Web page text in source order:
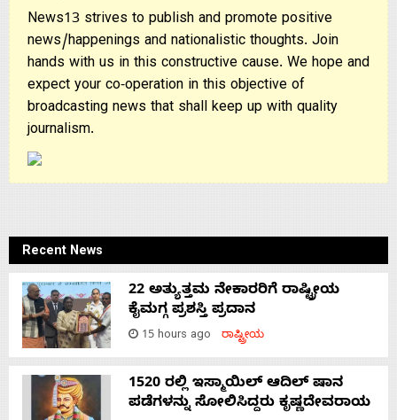
News13 strives to publish and promote positive
news/happenings and nationalistic thoughts. Join
hands with us in this constructive cause. We hope and
expect your co-operation in this objective of
broadcasting news that shall keep up with quality
journalism.
Recent News
22 ಅತ್ಯುತ್ತಮ ನೇಕಾರರಿಗೆ ರಾಷ್ಟ್ರೀಯ
ಕೈಮಗ್ಗ ಪ್ರಶಸ್ತಿ ಪ್ರದಾನ
15 hours ago ರಾಷ್ಟ್ರೀಯ
1520 ರಲ್ಲಿ ಇಸ್ಮಾಯಿಲ್ ಆದಿಲ್ ಷಾನ
ಪಡೆಗಳನ್ನು ಸೋಲಿಸಿದ್ದರು ಕೃಷ್ಣದೇವರಾಯ